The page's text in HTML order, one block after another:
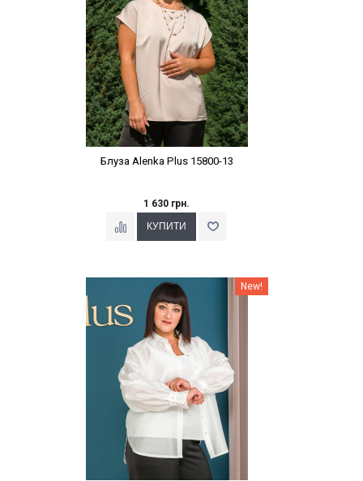
Блуза Alenka Plus 15800-13
1 630 грн.
Наклейки Варіант з % New!